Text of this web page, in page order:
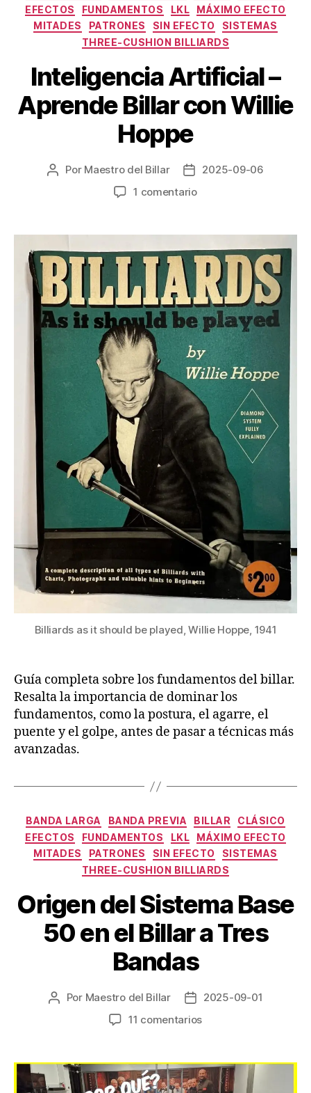
EFECTOS
FUNDAMENTOS LKL
MÁXIMO EFECTO
MITADES
PATRONES SIN EFECTO
SISTEMAS
THREE-CUSHION BILLIARDS
Inteligencia Artificial –
Aprende Billar con Willie
Hoppe
Autor
Por Maestro del Billar
Fecha
de
2025-09-06
1 comentarioen
–
Aprende
Billar
con
Willie
Hoppe
Billiards as it should be played, Willie Hoppe, 1941
Guía completa sobre los fundamentos del billar.
Resalta la importancia de dominar los
fundamentos, como la postura, el agarre, el
puente y el golpe, antes de pasar a técnicas más
avanzadas.
Categorías
BANDA LARGA BANDA PREVIA BILLAR
CLÁSICO
EFECTOS
FUNDAMENTOS LKL
MÁXIMO EFECTO
MITADES
PATRONES SIN EFECTO
SISTEMAS
THREE-CUSHION BILLIARDS
Origen del Sistema Base
50 en el Billar a Tres
Bandas
Autor
Por Maestro del Billar
Fecha
de
2025-09-01
11 comentariosen
Sistema
Base